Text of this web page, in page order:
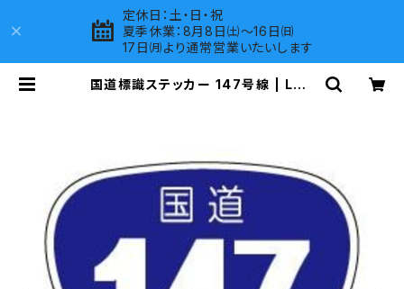
定休日：土・日・祝
夏季休業：8月8日㈯～16日㈰
17日㈪より通常営業いたいします
国道標識ステッカー 147号線 | LOV